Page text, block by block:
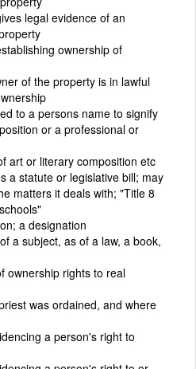
legal evidence of an
ownership of
of the property is in lawful
to a persons name to signify
or a professional or
art or literary composition etc
a statute or legislative bill; may
matters it deals with; "Title 8
a designation
a subject, as of a law, a book,
ownership rights to real
was ordained, and where
a person's right to